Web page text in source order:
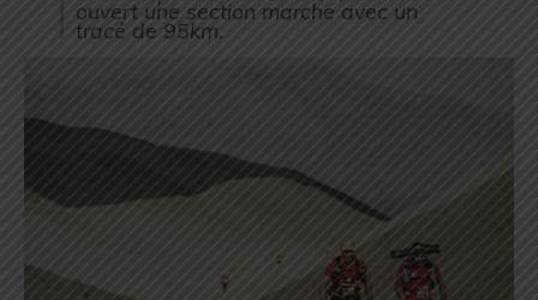
ouvert une section marche avec un
tracé de 95km.